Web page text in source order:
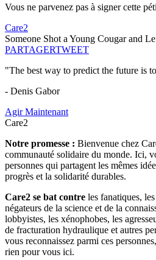
Vous ne parvenez pas à signer cette
Care2
Someone Shot a Young Cougar and
PARTAGERTWEET
"The best way to predict the future is
- Denis Gabor
Agir Maintenant
Care2
Notre promesse : Bienvenue chez
communauté solidaire du monde. Ici,
personnes qui partagent les mêmes
progrès et la solidarité durables.
Care2 se bat contre les fanatiques,
négateurs de la science et de la
lobbyistes, les xénophobes, les
de fracturation hydraulique et autres
vous reconnaissez parmi ces
rien pour vous ici.